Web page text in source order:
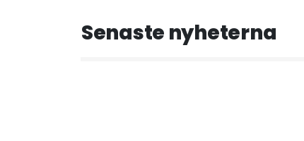
Senaste nyheterna